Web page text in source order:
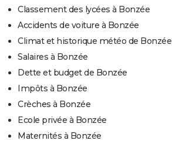
Classement des lycées à Bonzée
Accidents de voiture à Bonzée
Climat et historique météo de Bonzée
Salaires à Bonzée
Dette et budget de Bonzée
Impôts à Bonzée
Crèches à Bonzée
Ecole privée à Bonzée
Maternités à Bonzée